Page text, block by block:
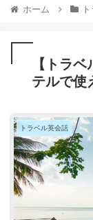
ホーム
【トラ
テルで使
トラベル英会話